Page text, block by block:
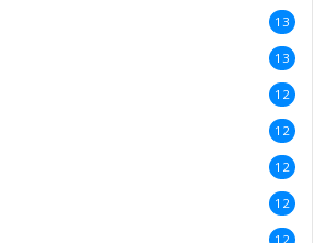
13
13
12
12
12
12
12